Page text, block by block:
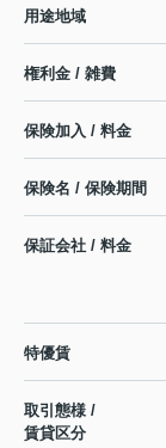
用途地域
権利金 / 雑費
保険加入 / 料金
保険名 / 保険期間
保証会社 / 料金
特優賃
取引態様 /
賃貸区分